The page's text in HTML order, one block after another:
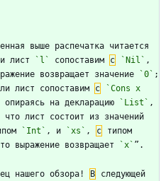
выше распечатка читается
лист
`l` сопоставим с `Nil` ,
возвращает значение
`0` ;
лист сопоставим
с
`Cons x
на декларацию `List` ,
`Int` , и `xs` , с
выражение возвращает `x`
нашего обзора! В следующей